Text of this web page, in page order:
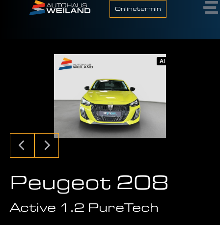
Onlinetermin
AI
Peugeot 208
Active 1.2 PureTech